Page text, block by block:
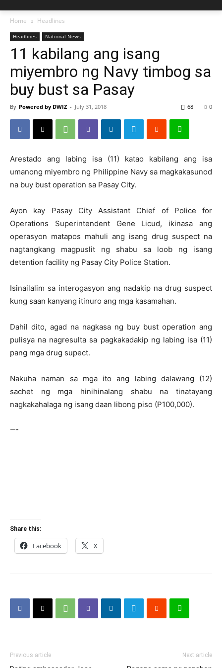
Home Headlines
Headlines National News
11 kabilang ang isang
miyembro ng Navy timbog sa
buy bust sa Pasay
By Powered by DWIZ - July 31, 2018 0
68
Arestado ang labing isa (11) katao kabilang ang isa
umanong miyembro ng Philippine Navy sa magkakasunod
na buy bust operation sa Pasay City.
Ayon kay Pasay City Assistant Chief of Police for
Operations Superintendent Gene Licud, ikinasa ang
operasyon matapos mahuli ang isang drug suspect na
nagtangkang magpuslit ng shabu sa loob ng isang
detention facility ng Pasay City Police Station.
Isinailalim sa interogasyon ang nadakip na drug suspect
kung saan kanyang itinuro ang mga kasamahan.
Dahil dito, agad na nagkasa ng buy bust operation ang
pulisya na nagresulta sa pagkakadakip ng labing isa (11)
pang mga drug supect.
Nakuha naman sa mga ito ang labing dalawang (12)
sachet ng mga hinihinalang shabu na tinatayang
nagkakahalaga ng isang daan libong piso (P100,000).
—-
Share this:
Facebook X
Previous article Next article